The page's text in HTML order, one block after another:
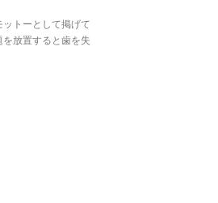
トーとして掲げて
放置すると歯を失